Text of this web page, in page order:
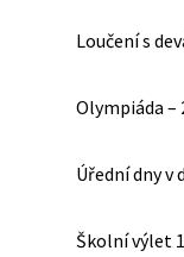
Loučení s
Olympiáda –
Úřední dny v
Školní výlet